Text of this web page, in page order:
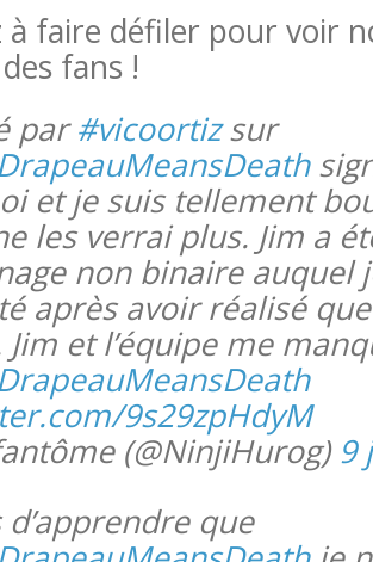
à faire défiler pour voir
fans !
par#vicoortizsur
et je suis tellement
les verrai plus. Jim a
non binaire auquel
après avoir réalisé que
et l’équipe me
9s29zpHdyM
(@NinjiHurog)9
que